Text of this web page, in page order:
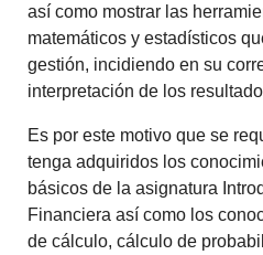
así como mostrar las
matemáticos y estadísticos
gestión, incidiendo en su
interpretación de los
Es por este motivo que se
tenga adquiridos los
básicos de la asignatura
Financiera así como los
de cálculo, cálculo de